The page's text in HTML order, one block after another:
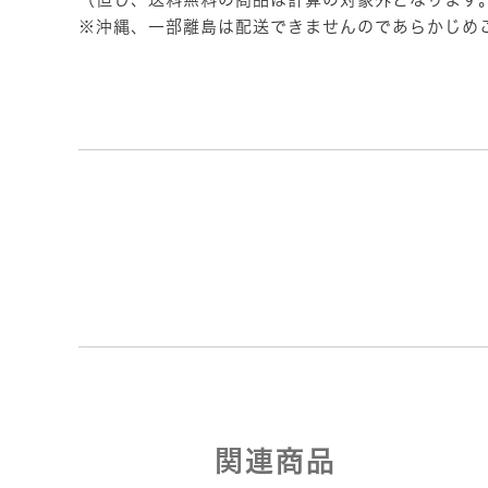
※沖縄、一部離島は配送できませんのであらかじめ
関連商品